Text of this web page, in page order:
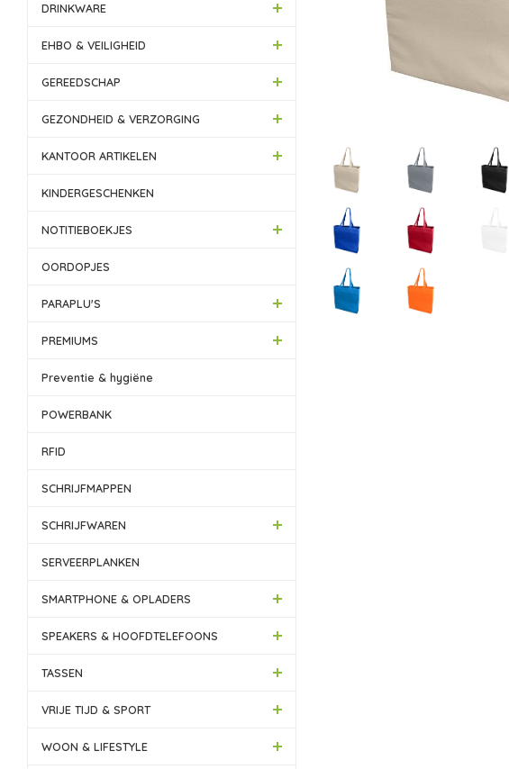
DRINKWARE
EHBO & VEILIGHEID
GEREEDSCHAP
GEZONDHEID & VERZORGING
KANTOOR ARTIKELEN
KINDERGESCHENKEN
NOTITIEBOEKJES
OORDOPJES
PARAPLU'S
PREMIUMS
Preventie & hygiëne
POWERBANK
RFID
SCHRIJFMAPPEN
SCHRIJFWAREN
SERVEERPLANKEN
SMARTPHONE & OPLADERS
SPEAKERS & HOOFDTELEFOONS
TASSEN
VRIJE TIJD & SPORT
WOON & LIFESTYLE